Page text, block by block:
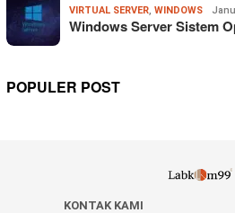
VIRTUAL SERVER, WINDOWS
Windows Server Sistem
POPULER POST
KONTAK KAMI